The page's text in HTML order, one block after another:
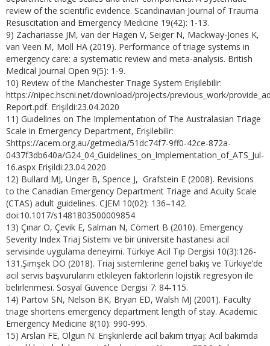
review of the scientific evidence. Scandinavian Journal of Trauma
Resuscitation and Emergency Medicine 19(42): 1-13.
9) Zachariasse JM, van der Hagen V, Seiger N, Mackway-Jones K,
van Veen M, Moll HA (2019). Performance of triage systems in
emergency care: a systematic review and meta-analysis. British
Medical Journal Open 9(5): 1-9.
10) Review of the Manchester Trıage System Erişilebilir:
https://nipec.hscni.net/download/projects/previous_work/
Report.pdf. Erişildi:23.04.2020
11) Guıdelines on The Implementatıon of The Australasian Triage
Scale in Emergency Department, Erişilebilir:
Shttps://acem.org.au/getmedia/51dc74f7-9ff0-42ce-872a-
0437f3db640a/G24_04_Guidelines_on_Implementation_of_ATS_Jul-
16.aspx Erişildi:23.04.2020
12) Bullard MJ, Unger B, Spence J, Grafstein E (2008). Revisions
to the Canadian Emergency Department Triage and Acuity Scale
(CTAS) adult guidelines. CJEM 10(02): 136–142.
doi:10.1017/s1481803500009854
13) Çınar O, Çevik E, Salman N, Cömert B (2010). Emergency
Severity Index Triaj Sistemi ve bir üniversite hastanesi acil
servisinde uygulama deneyimi. Türkiye Acil Tıp Dergisi 10(3):126-
131.Şimşek DÖ (2018). Triaj sistemlerine genel bakış ve Türkiye’de
acil servis başvurularını etkileyen faktörlerin lojistik regresyon ile
belirlenmesi. Sosyal Güvence Dergisi 7: 84-115.
14) Partovi SN, Nelson BK, Bryan ED, Walsh MJ (2001). Faculty
triage shortens emergency department length of stay. Academic
Emergency Medicine 8(10): 990-995.
15) Arslan FE, Olgun N. Erişkinlerde acil bakım triyaj: Acil bakımda